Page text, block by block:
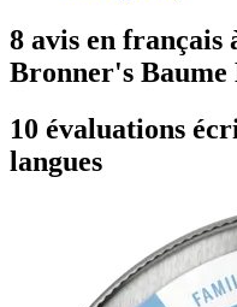
8 avis en français
Bronner's Baume
10 évaluations
langues